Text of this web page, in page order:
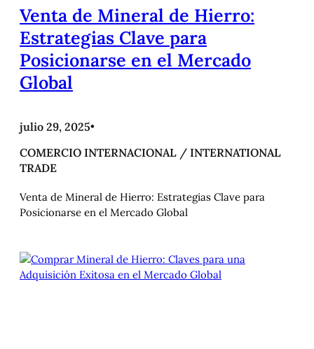
Venta de Mineral de Hierro:
Estrategias Clave para
Posicionarse en el Mercado
Global
julio 29, 2025•
COMERCIO INTERNACIONAL / INTERNATIONAL
TRADE
Venta de Mineral de Hierro: Estrategias Clave para
Posicionarse en el Mercado Global